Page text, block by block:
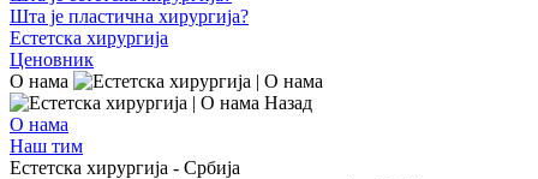
Шта је пластична хирургија?
Естетска хирургија
Ценовник
О нама
Назад
О нама
Наш тим
Естетска хирургија - Србија